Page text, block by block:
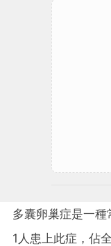
多囊卵巢症是一
1人患上此症，佔